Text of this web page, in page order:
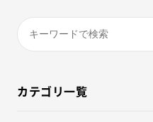
カテゴリ一覧